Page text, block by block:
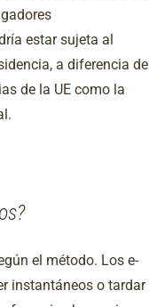
estar sujeta al
a diferencia de
de la UE como la
el método. Los e-
instantáneos o tardar